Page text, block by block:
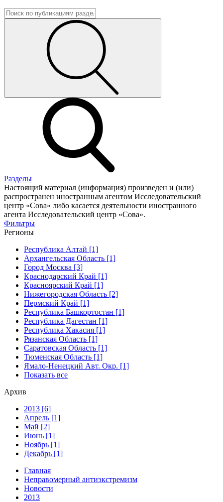
Разделы
Настоящий материал (информация) произведен и (или)
распространен иностранным агентом Исследовательский
центр «Сова» либо касается деятельности иностранного
агента Исследовательский центр «Сова».
Фильтры
Регионы
Республика Алтай [1]
Архангельская Область [1]
Город Москва [3]
Краснодарский Край [1]
Красноярский Край [1]
Нижегородская Область [2]
Пермский Край [1]
Республика Башкортостан [1]
Республика Дагестан [1]
Республика Хакасия [1]
Рязанская Область [1]
Саратовская Область [1]
Тюменская Область [1]
Ямало-Ненецкий Авт. Окр. [1]
Показать все
Архив
2013 [6]
Апрель [1]
Май [2]
Июнь [1]
Ноябрь [1]
Декабрь [1]
Главная
Неправомерный антиэкстремизм
Новости
2013